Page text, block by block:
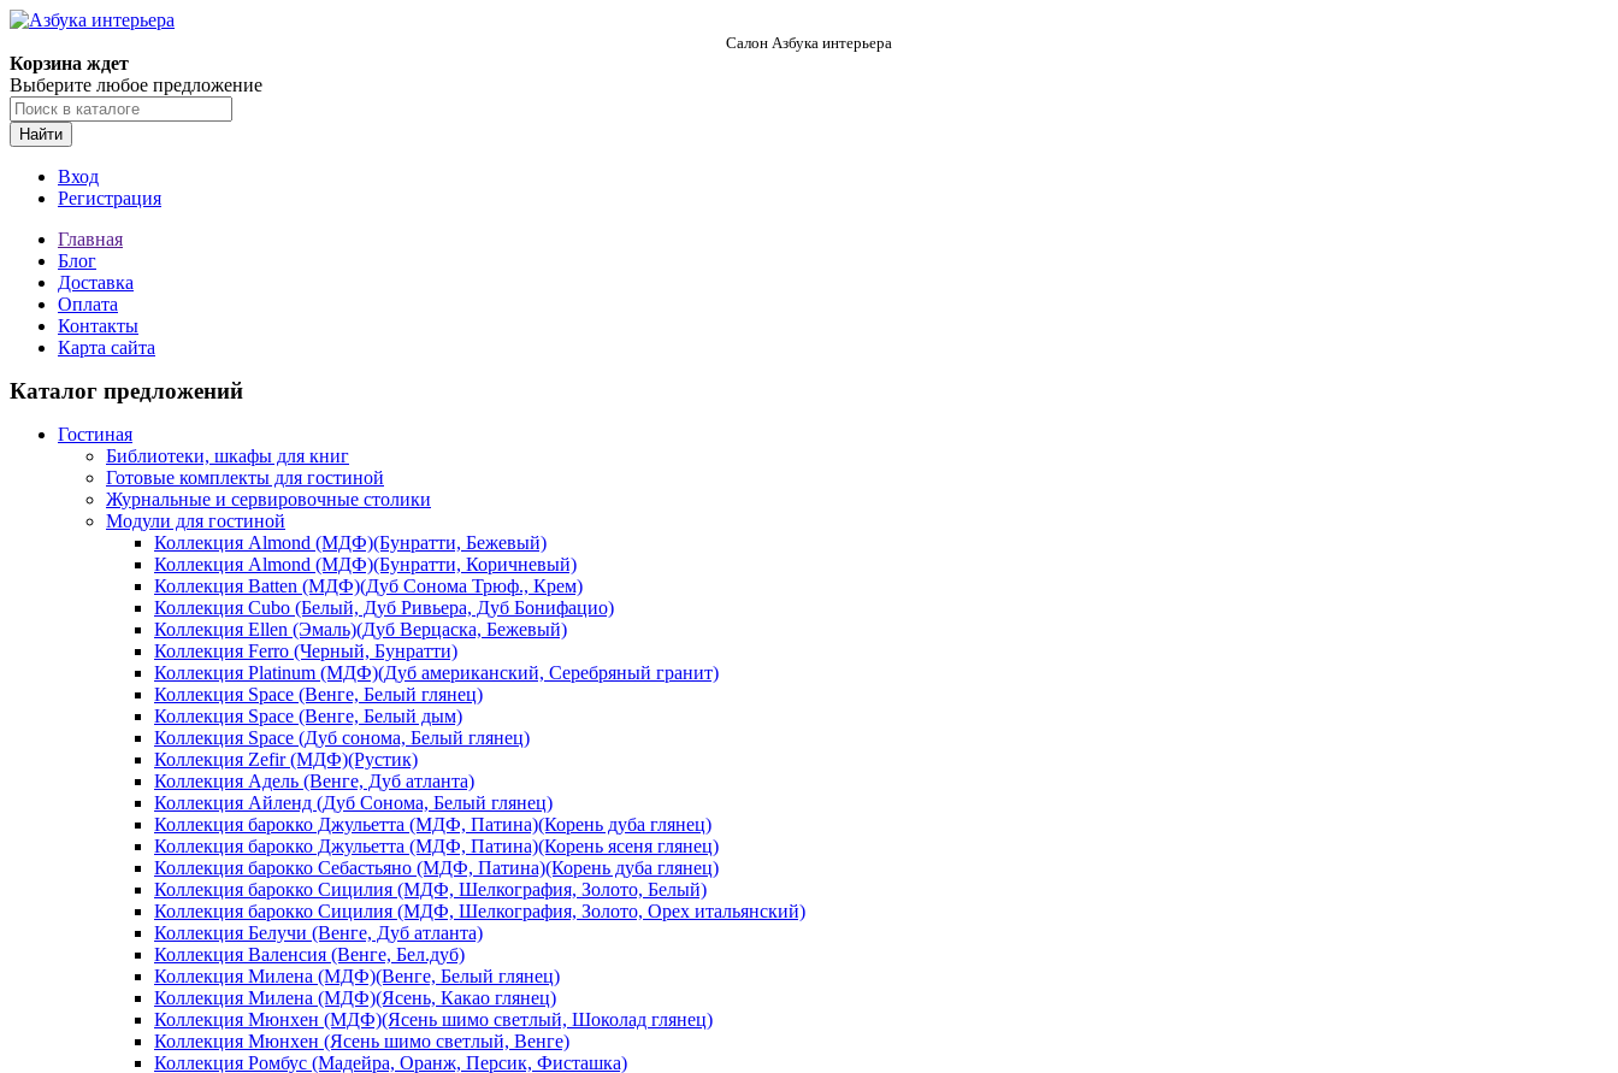
Салон Азбука интерьера
Корзина ждет
Выберите любое предложение
Найти
Вход
Регистрация
Главная
Блог
Доставка
Оплата
Контакты
Карта сайта
Каталог предложений
Гостиная
Библиотеки, шкафы для книг
Готовые комплекты для гостиной
Журнальные и сервировочные столики
Модули для гостиной
Коллекция Almond (МДФ)(Бунратти, Бежевый)
Коллекция Almond (МДФ)(Бунратти, Коричневый)
Коллекция Batten (МДФ)(Дуб Сонома Трюф., Крем)
Коллекция Cubo (Белый, Дуб Ривьера, Дуб Бонифацио)
Коллекция Ellen (Эмаль)(Дуб Верцаска, Бежевый)
Коллекция Ferro (Черный, Бунратти)
Коллекция Platinum (МДФ)(Дуб американский, Серебряный гранит)
Коллекция Space (Венге, Белый глянец)
Коллекция Space (Венге, Белый дым)
Коллекция Space (Дуб сонома, Белый глянец)
Коллекция Zefir (МДФ)(Рустик)
Коллекция Адель (Венге, Дуб атланта)
Коллекция Айленд (Дуб Сонома, Белый глянец)
Коллекция барокко Джульетта (МДФ, Патина)(Корень дуба глянец)
Коллекция барокко Джульетта (МДФ, Патина)(Корень ясеня глянец)
Коллекция барокко Себастьяно (МДФ, Патина)(Корень дуба глянец)
Коллекция барокко Сицилия (МДФ, Шелкография, Золото, Белый)
Коллекция барокко Сицилия (МДФ, Шелкография, Золото, Орех итальянский)
Коллекция Белучи (Венге, Дуб атланта)
Коллекция Валенсия (Венге, Бел.дуб)
Коллекция Милена (МДФ)(Венге, Белый глянец)
Коллекция Милена (МДФ)(Ясень, Какао глянец)
Коллекция Мюнхен (МДФ)(Ясень шимо светлый, Шоколад глянец)
Коллекция Мюнхен (Ясень шимо светлый, Венге)
Коллекция Ромбус (Мадейра, Оранж, Персик, Фисташка)